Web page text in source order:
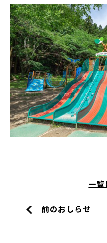
前のおしらせ
一覧